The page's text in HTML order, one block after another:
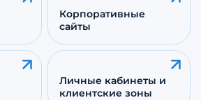
Корпоративные
сайты
Личные кабинеты и
клиентские зоны